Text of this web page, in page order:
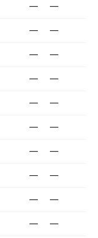
— —
— —
— —
— —
— —
— —
— —
— —
— —
— —